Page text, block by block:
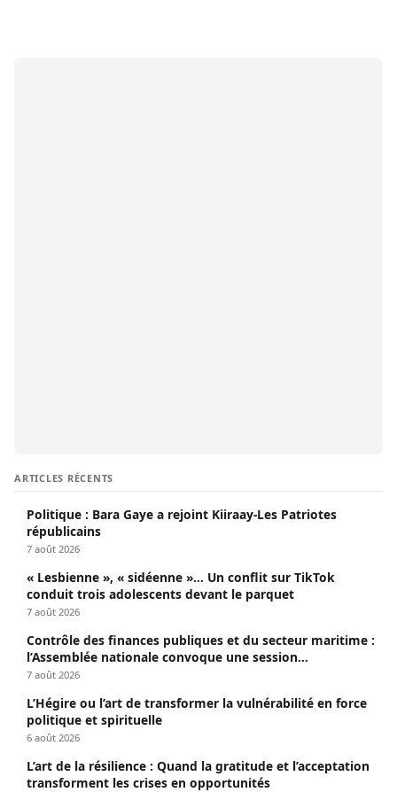
ARTICLES RÉCENTS
Politique : Bara Gaye a rejoint Kiiraay-Les Patriotes
républicains
7 août 2026
« Lesbienne », « sidéenne »… Un conflit sur TikTok
conduit trois adolescents devant le parquet
7 août 2026
Contrôle des finances publiques et du secteur maritime :
l’Assemblée nationale convoque une session
extraordinaire
7 août 2026
L’Hégire ou l’art de transformer la vulnérabilité en force
politique et spirituelle
6 août 2026
L’art de la résilience : Quand la gratitude et l’acceptation
transforment les crises en opportunités